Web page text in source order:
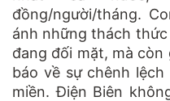
đồng/người/tháng.
ánh những thách
đang đối mặt, mà
báo về sự chênh
miền. Điện Biên